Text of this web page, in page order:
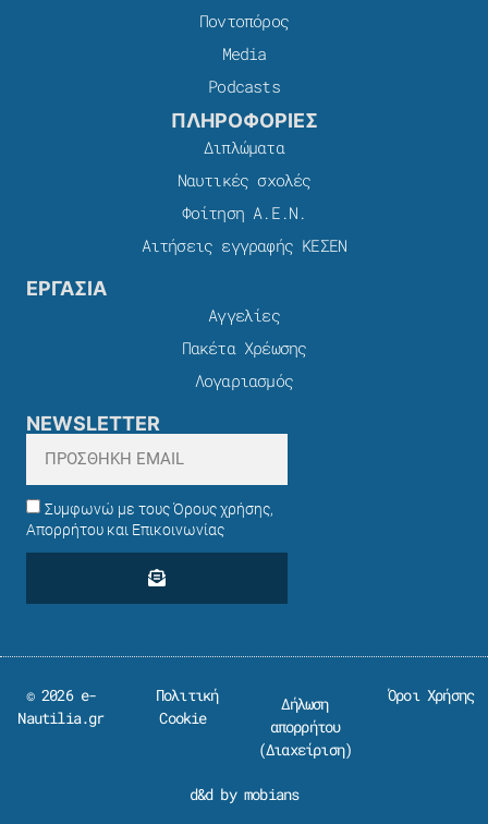
Ποντοπόρος
Media
Podcasts
ΠΛΗΡΟΦΟΡΙΕΣ
Διπλώματα
Ναυτικές σχολές
Φοίτηση Α.Ε.Ν.
Αιτήσεις εγγραφής ΚΕΣΕΝ
ΕΡΓΑΣΙΑ
Αγγελίες
Πακέτα Χρέωσης​
Λογαριασμός
NEWSLETTER
Συμφωνώ με τους Όρους χρήσης,
Απορρήτου και Επικοινωνίας
© 2026 e-
Nautilia.gr
Πολιτική
Cookie
Δήλωση
απορρήτου
(Διαχείριση)
Όροι Χρήσης
d&d by mobians